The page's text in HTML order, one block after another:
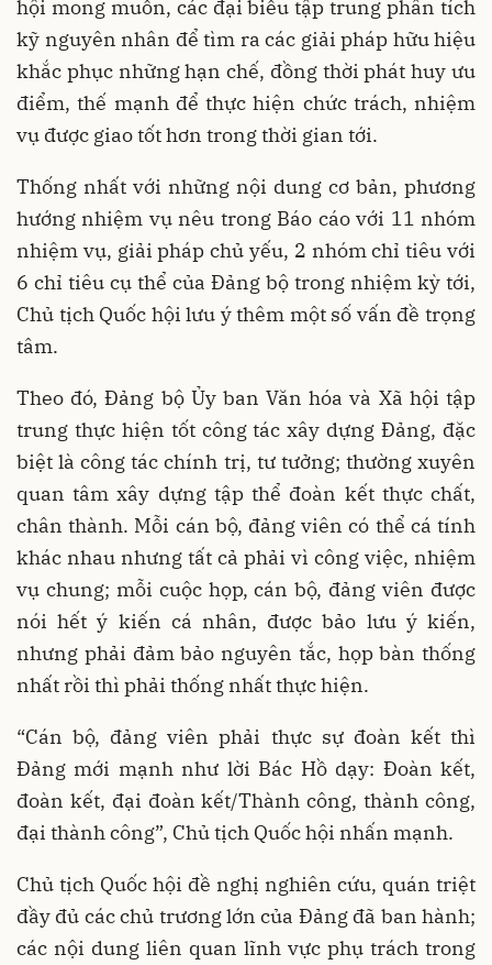
hội mong muốn, các đại biểu tập trung phân tích
kỹ nguyên nhân để tìm ra các giải pháp hữu hiệu
khắc phục những hạn chế, đồng thời phát huy ưu
điểm, thế mạnh để thực hiện chức trách, nhiệm
vụ được giao tốt hơn trong thời gian tới.
Thống nhất với những nội dung cơ bản, phương
hướng nhiệm vụ nêu trong Báo cáo với 11 nhóm
nhiệm vụ, giải pháp chủ yếu, 2 nhóm chỉ tiêu với
6 chỉ tiêu cụ thể của Đảng bộ trong nhiệm kỳ tới,
Chủ tịch Quốc hội lưu ý thêm một số vấn đề trọng
tâm.
Theo đó, Đảng bộ Ủy ban Văn hóa và Xã hội tập
trung thực hiện tốt công tác xây dựng Đảng, đặc
biệt là công tác chính trị, tư tưởng; thường xuyên
quan tâm xây dựng tập thể đoàn kết thực chất,
chân thành. Mỗi cán bộ, đảng viên có thể cá tính
khác nhau nhưng tất cả phải vì công việc, nhiệm
vụ chung; mỗi cuộc họp, cán bộ, đảng viên được
nói hết ý kiến cá nhân, được bảo lưu ý kiến,
nhưng phải đảm bảo nguyên tắc, họp bàn thống
nhất rồi thì phải thống nhất thực hiện.
“Cán bộ, đảng viên phải thực sự đoàn kết thì
Đảng mới mạnh như lời Bác Hồ dạy: Đoàn kết,
đoàn kết, đại đoàn kết/Thành công, thành công,
đại thành công”, Chủ tịch Quốc hội nhấn mạnh.
Chủ tịch Quốc hội đề nghị nghiên cứu, quán triệt
đầy đủ các chủ trương lớn của Đảng đã ban hành;
các nội dung liên quan lĩnh vực phụ trách trong